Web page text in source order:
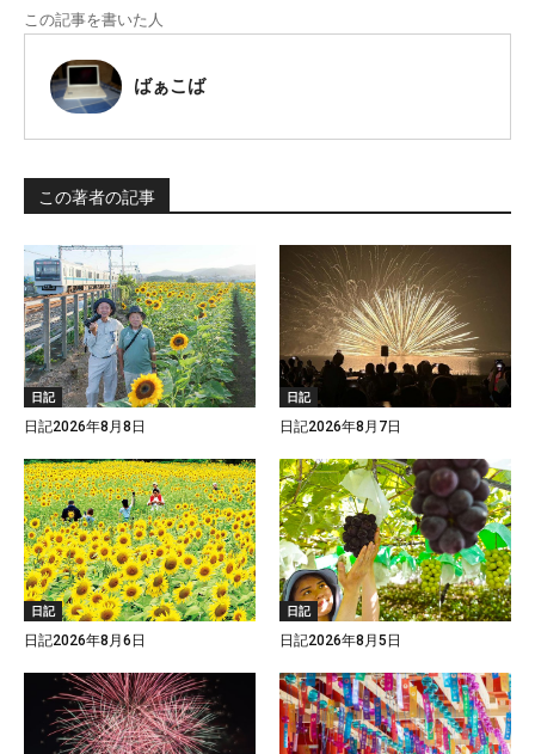
この記事を書いた人
ばぁこば
この著者の記事
日記
日記2026年8月8日
日記
日記2026年8月7日
日記
日記2026年8月6日
日記
日記2026年8月5日